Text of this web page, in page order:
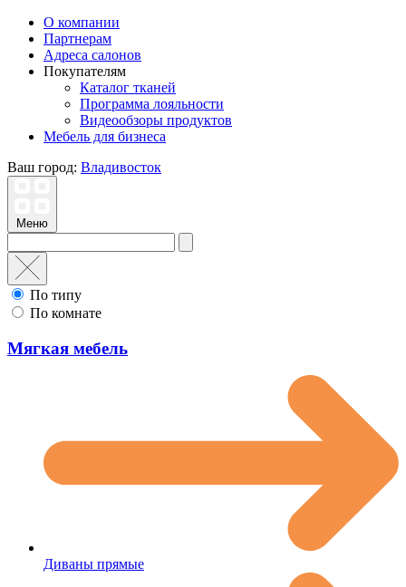
О компании
Партнерам
Адреса салонов
Покупателям
Каталог тканей
Программа лояльности
Видеообзоры продуктов
Мебель для бизнеса
Ваш город: Владивосток
Меню
По типу
По комнате
Мягкая мебель
Диваны прямые